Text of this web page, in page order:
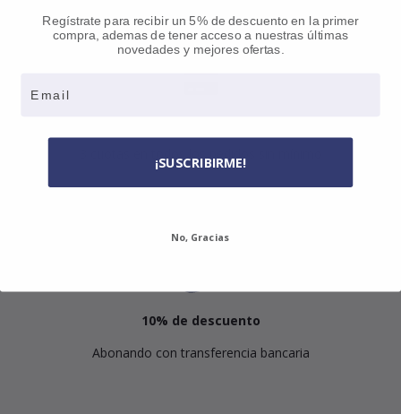
10% de descuento
Abonando con transferencia bancaria
Regístrate para recibir un 5% de descuento en la primer
compra, ademas de tener acceso a nuestras últimas
novedades y mejores ofertas.
¡SUSCRIBIRME!
No, Gracias